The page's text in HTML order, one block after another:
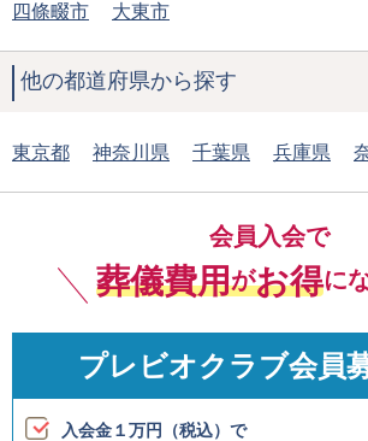
四條畷市
大東市
他の都道府県から探す
東京都 神奈川県 千葉県 兵庫県
会員入会で
葬儀費用がお得に
プレビオクラブ会員
入会金１万円（税込）で